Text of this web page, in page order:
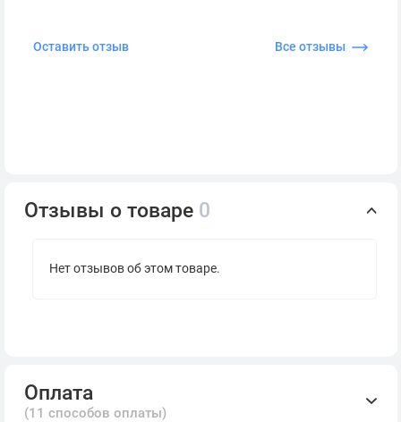
Оставить отзыв Все отзывы
Отзывы о товаре 0
Нет отзывов об этом товаре.
Оплата
(11 способов оплаты)